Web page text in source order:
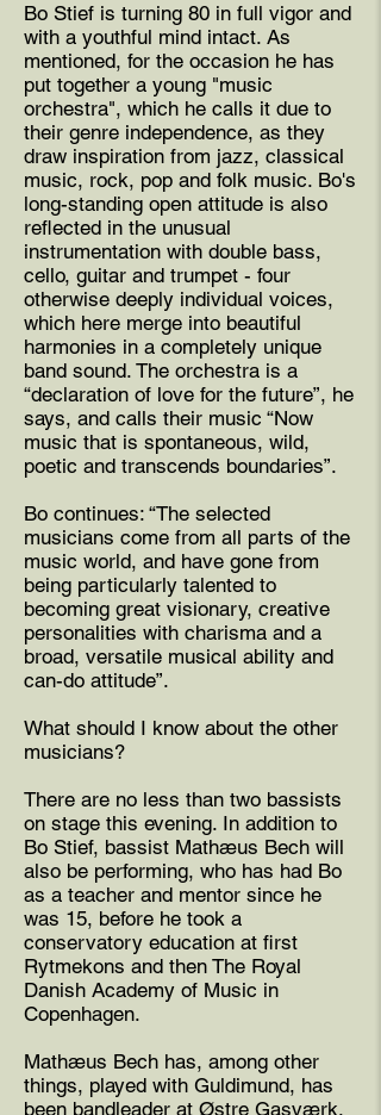
Bo Stief is turning 80 in full vigor and
with a youthful mind intact. As
mentioned, for the occasion he has
put together a young "music
orchestra", which he calls it due to
their genre independence, as they
draw inspiration from jazz, classical
music, rock, pop and folk music. Bo's
long-standing open attitude is also
reflected in the unusual
instrumentation with double bass,
cello, guitar and trumpet - four
otherwise deeply individual voices,
which here merge into beautiful
harmonies in a completely unique
band sound. The orchestra is a
“declaration of love for the future”, he
says, and calls their music “Now
music that is spontaneous, wild,
poetic and transcends boundaries”.
Bo continues: “The selected
musicians come from all parts of the
music world, and have gone from
being particularly talented to
becoming great visionary, creative
personalities with charisma and a
broad, versatile musical ability and
can-do attitude”.
What should I know about the other
musicians?
There are no less than two bassists
on stage this evening. In addition to
Bo Stief, bassist Mathæus Bech will
also be performing, who has had Bo
as a teacher and mentor since he
was 15, before he took a
conservatory education at first
Rytmekons and then The Royal
Danish Academy of Music in
Copenhagen.
Mathæus Bech has, among other
things, played with Guldimund, has
been bandleader at Østre Gasværk,